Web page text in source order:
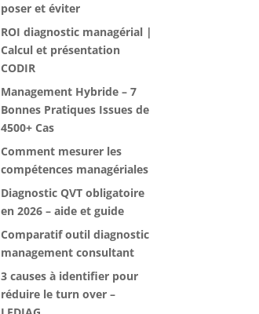
poser et éviter
ROI diagnostic managérial |
Calcul et présentation
CODIR
Management Hybride – 7
Bonnes Pratiques Issues de
4500+ Cas
Comment mesurer les
compétences managériales
Diagnostic QVT obligatoire
en 2026 – aide et guide
Comparatif outil diagnostic
management consultant
3 causes à identifier pour
réduire le turn over –